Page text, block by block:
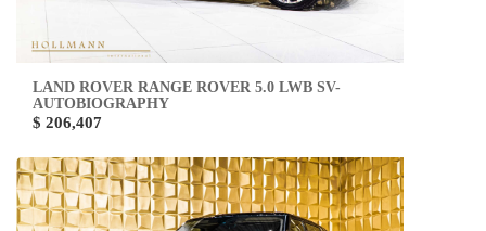
LAND ROVER RANGE ROVER 5.0 LWB SV-
AUTOBIOGRAPHY
$ 206,407